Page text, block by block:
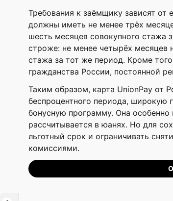
Требования к заёмщику зависят от
должны иметь не менее трёх
шесть месяцев совокупного стажа
строже: не менее четырёх месяцев
стажа за тот же период. Кроме
гражданства России, постоянной
Таким образом, карта UnionPay от
беспроцентного периода, широкую
бонусную программу. Она особенно
рассчитывается в юанях. Но для
льготный срок и ограничивать
комиссиями.